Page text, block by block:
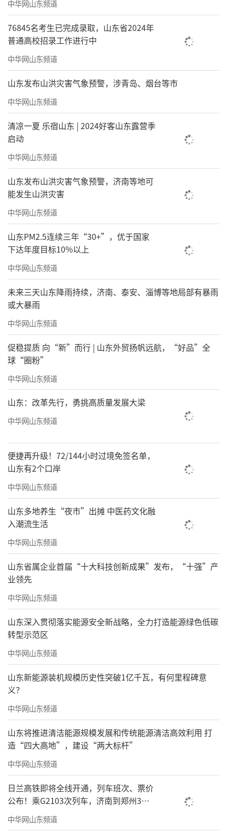
中华网山东频道
76845名考生已完成录取，山东省2024年
普通高校招录工作进行中
中华网山东频道
山东发布山洪灾害气象预警，涉青岛、烟台等市
中华网山东频道
清凉一夏 乐宿山东 | 2024好客山东露营季
启动
中华网山东频道
山东发布山洪灾害气象预警，济南等地可
能发生山洪灾害
中华网山东频道
山东PM2.5连续三年“30+”，优于国家
下达年度目标10%以上
中华网山东频道
未来三天山东降雨持续，济南、泰安、淄博等地局部有暴雨
或大暴雨
中华网山东频道
促稳提质 向“新”而行 | 山东外贸扬帆远航，“好品”全
球“圈粉”
中华网山东频道
山东：改革先行，勇挑高质量发展大梁
中华网山东频道
便捷再升级！72/144小时过境免签名单，
山东有2个口岸
中华网山东频道
山东多地养生“夜市”出摊 中医药文化融
入潮流生活
中华网山东频道
山东省属企业首届“十大科技创新成果”发布，“十强”产
业领先
中华网山东频道
山东深入贯彻落实能源安全新战略，全力打造能源绿色低碳
转型示范区
中华网山东频道
山东新能源装机规模历史性突破1亿千瓦，有何里程碑意
义？
中华网山东频道
山东将推进清洁能源规模发展和传统能源清洁高效利用 打
造“四大高地”，建设“两大标杆”
中华网山东频道
日兰高铁即将全线开通，列车班次、票价
公布！乘G2103次列车，济南到郑州3小
时到达
中华网山东频道